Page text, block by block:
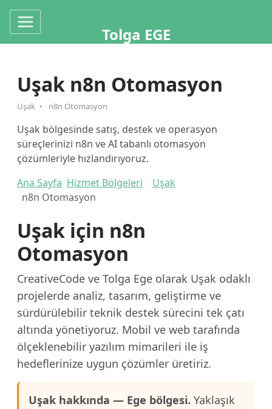
Tolga EGE
Uşak n8n Otomasyon
Uşak n8n Otomasyon
Uşak bölgesinde satış, destek ve operasyon
süreçlerinizi n8n ve AI tabanlı otomasyon
çözümleriyle hızlandırıyoruz.
Ana Sayfa Hizmet Bölgeleri
Uşak
n8n Otomasyon
Uşak için n8n
Otomasyon
CreativeCode ve Tolga Ege olarak Uşak odaklı
projelerde analiz, tasarım, geliştirme ve
sürdürülebilir teknik destek sürecini tek çatı
altında yönetiyoruz. Mobil ve web tarafında
ölçeklenebilir yazılım mimarileri ile iş
hedeflerinize uygun çözümler üretiriz.
Uşak hakkında — Ege bölgesi. Yaklaşık